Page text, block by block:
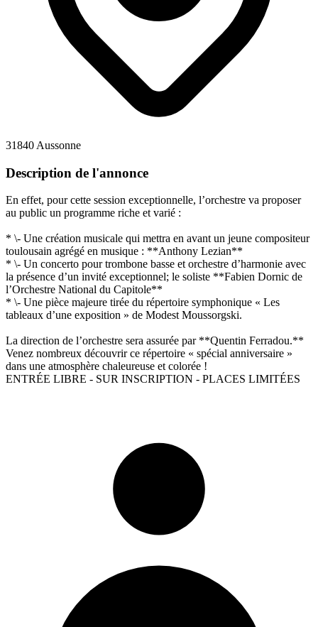
31840 Aussonne
Description de l'annonce
En effet, pour cette session exceptionnelle, l’orchestre va proposer
au public un programme riche et varié :
* \- Une création musicale qui mettra en avant un jeune compositeur
toulousain agrégé en musique : **Anthony Lezian**
* \- Un concerto pour trombone basse et orchestre d’harmonie avec
la présence d’un invité exceptionnel; le soliste **Fabien Dornic de
l’Orchestre National du Capitole**
* \- Une pièce majeure tirée du répertoire symphonique « Les
tableaux d’une exposition » de Modest Moussorgski.
La direction de l’orchestre sera assurée par **Quentin Ferradou.**
Venez nombreux découvrir ce répertoire « spécial anniversaire »
dans une atmosphère chaleureuse et colorée !
ENTRÉE LIBRE - SUR INSCRIPTION - PLACES LIMITÉES